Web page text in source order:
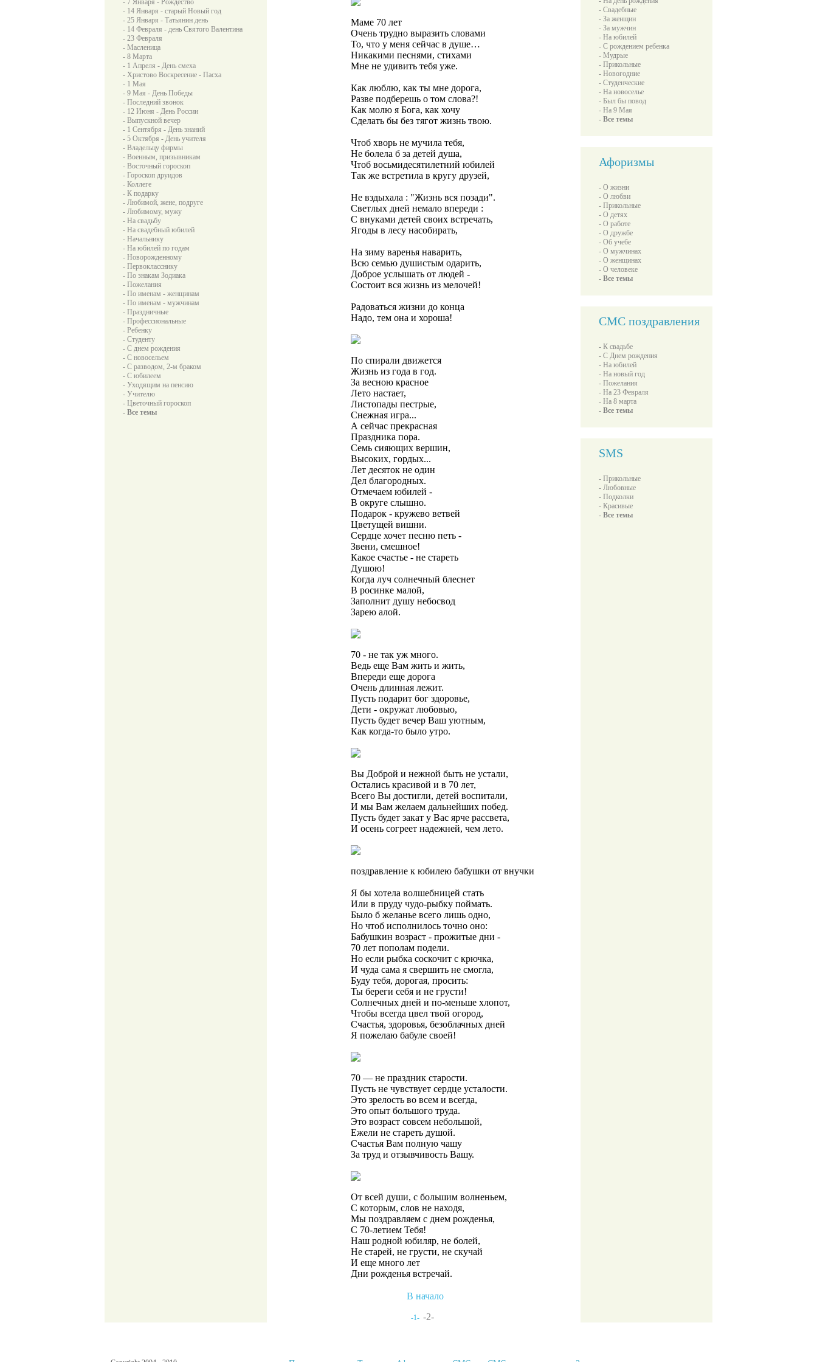
- 7 Января - Рождество
- 14 Января - старый Новый год
- 25 Января - Татьянин день
- 14 Февраля - день Святого Валентина
- 23 Февраля
- Масленица
- 8 Марта
- 1 Апреля - День смеха
- Христово Воскресение - Пасха
- 1 Мая
- 9 Мая - День Победы
- Последний звонок
- 12 Июня - День России
- Выпускной вечер
- 1 Сентября - День знаний
- 5 Октября - День учителя
- Владельцу фирмы
- Военным, призывникам
- Восточный гороскоп
- Гороскоп друидов
- Коллеге
- К подарку
- Любимой, жене, подруге
- Любимому, мужу
- На свадьбу
- На свадебный юбилей
- Начальнику
- На юбилей по годам
- Новорожденному
- Первокласснику
- По знакам Зодиака
- Пожелания
- По именам - женщинам
- По именам - мужчинам
- Праздничные
- Профессиональные
- Ребенку
- Студенту
- С днем рождения
- С новосельем
- С разводом, 2-м браком
- С юбилеем
- Уходящим на пенсию
- Учителю
- Цветочный гороскоп
- Все темы
Маме 70 лет
Очень трудно выразить словами
То, что у меня сейчас в душе…
Никакими песнями, стихами
Мне не удивить тебя уже.
Как люблю, как ты мне дорога,
Разве подберешь о том слова?!
Как молю я Бога, как хочу
Сделать бы без тягот жизнь твою.
Чтоб хворь не мучила тебя,
Не болела б за детей душа,
Чтоб восьмидесятилетний юбилей
Так же встретила в кругу друзей,
Не вздыхала : "Жизнь вся позади".
Светлых дней немало впереди :
С внуками детей своих встречать,
Ягоды в лесу насобирать,
На зиму варенья наварить,
Всю семью душистым одарить,
Доброе услышать от людей -
Состоит вся жизнь из мелочей!
Радоваться жизни до конца
Надо, тем она и хороша!
По спирали движется
Жизнь из года в год.
За весною красное
Лето настает,
Листопады пестрые,
Снежная игра...
А сейчас прекрасная
Праздника пора.
Семь сияющих вершин,
Высоких, гордых...
Лет десяток не один
Дел благородных.
Отмечаем юбилей -
В округе слышно.
Подарок - кружево ветвей
Цветущей вишни.
Сердце хочет песню петь -
Звени, смешное!
Какое счастье - не стареть
Душою!
Когда луч солнечный блеснет
В росинке малой,
Заполнит душу небосвод
Зарею алой.
70 - не так уж много.
Ведь еще Вам жить и жить,
Впереди еще дорога
Очень длинная лежит.
Пусть подарит бог здоровье,
Дети - окружат любовью,
Пусть будет вечер Ваш уютным,
Как когда-то было утро.
Вы Доброй и нежной быть не устали,
Остались красивой и в 70 лет,
Всего Вы достигли, детей воспитали,
И мы Вам желаем дальнейших побед.
Пусть будет закат у Вас ярче рассвета,
И осень согреет надежней, чем лето.
поздравление к юбилею бабушки от внучки
Я бы хотела волшебницей стать
Или в пруду чудо-рыбку поймать.
Было б желанье всего лишь одно,
Но чтоб исполнилось точно оно:
Бабушкин возраст - прожитые дни -
70 лет пополам подели.
Но если рыбка соскочит с крючка,
И чуда сама я свершить не смогла,
Буду тебя, дорогая, просить:
Ты береги себя и не грусти!
Солнечных дней и по-меньше хлопот,
Чтобы всегда цвел твой огород,
Счастья, здоровья, безоблачных дней
Я пожелаю бабуле своей!
70 — не праздник старости.
Пусть не чувствует сердце усталости.
Это зрелость во всем и всегда,
Это опыт большого труда.
Это возраст совсем небольшой,
Ежели не стареть душой.
Счастья Вам полную чашу
За труд и отзывчивость Вашу.
От всей души, с большим волненьем,
С которым, слов не находя,
Мы поздравляем с днем рожденья,
С 70-летием Тебя!
Наш родной юбиляр, не болей,
Не старей, не грусти, не скучай
И еще много лет
Дни рожденья встречай.
В начало
-1- -2-
- Свадебные
- За женщин
- За мужчин
- На юбилей
- С рождением ребенка
- Мудрые
- Прикольные
- Новогодние
- Студенческие
- На новоселье
- Был бы повод
- На 9 Мая
- Все темы
Афоризмы
- О жизни
- О любви
- Прикольные
- О детях
- О работе
- О дружбе
- Об учебе
- О мужчинах
- О женщинах
- О человеке
- Все темы
СМС поздравления
- К свадьбе
- С Днем рождения
- На юбилей
- На новый год
- Пожелания
- На 23 Февраля
- На 8 марта
- Все темы
SMS
- Прикольные
- Любовные
- Подколки
- Красивые
- Все темы